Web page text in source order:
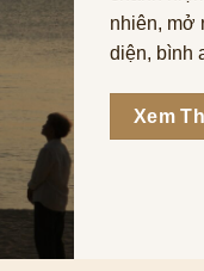
nhiên, mở
diện, bình
Xem